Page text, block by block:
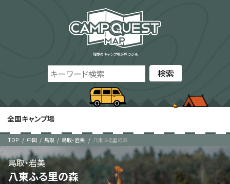
理想のキャンプ場が見つかる
全国キャンプ場
TOP 中国 鳥取 鳥取・岩美 八東ふる里の森
八東ふる里の森
鳥取・岩美